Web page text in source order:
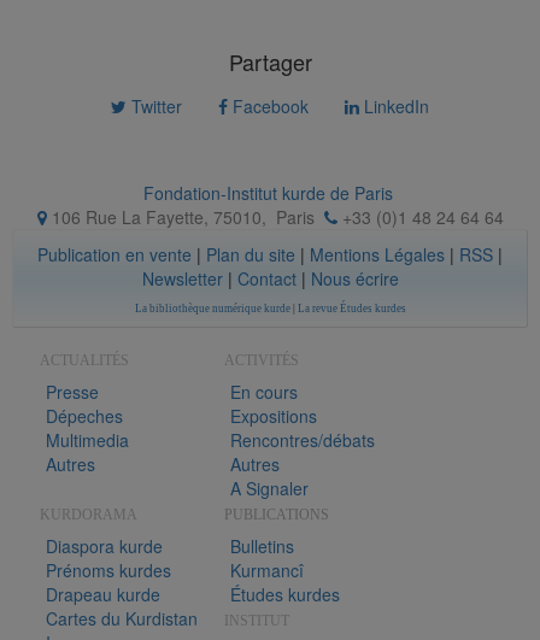
Partager
Twitter Facebook LinkedIn
Fondation-Institut kurde de Paris
106 Rue La Fayette, 75010, Paris
+33 (0)1 48 24 64 64
Publication en vente | Plan du site | Mentions Légales | RSS |
Newsletter| Contact| Nous écrire
La bibliothèque numérique kurde| La revue Études kurdes
ACTUALITÉS
Presse
Dépeches
Multimedia
Autres
ACTIVITÉS
En cours
Expositions
Rencontres/débats
Autres
A Signaler
KURDORAMA
Diaspora kurde
Prénoms kurdes
Drapeau kurde
Cartes du Kurdistan
PUBLICATIONS
Bulletins
Kurmancî
Études kurdes
INSTITUT